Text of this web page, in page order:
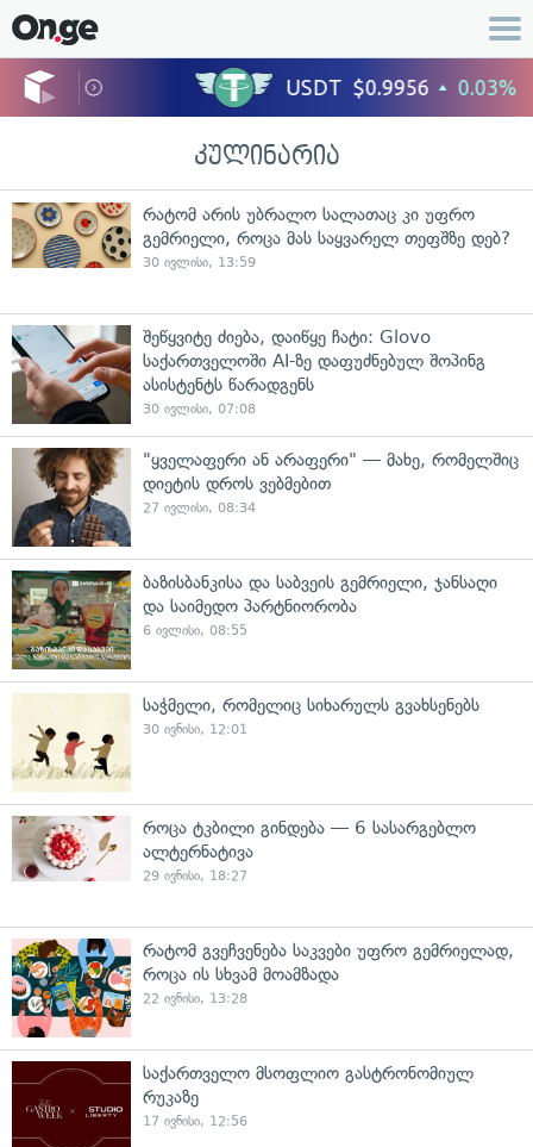
კულინარია
რატომ არის უბრალო სალათაც კი უფრო
გემრიელი, როცა მას საყვარელ თეფშზე დებ?
30 ივლისი, 13:59
შეწყვიტე ძიება, დაიწყე ჩატი: Glovo
საქართველოში AI-ზე დაფუძნებულ შოპინგ
ასისტენტს წარადგენს
30 ივლისი, 07:08
"ყველაფერი ან არაფერი" — მახე, რომელშიც
დიეტის დროს ვებმებით
27 ივლისი, 08:34
ბაზისბანკისა და საბვეის გემრიელი, ჯანსაღი
და საიმედო პარტნიორობა
6 ივლისი, 08:55
საჭმელი, რომელიც სიხარულს გვახსენებს
30 ივნისი, 12:01
როცა ტკბილი გინდება — 6 სასარგებლო
ალტერნატივა
29 ივნისი, 18:27
რატომ გვეჩვენება საკვები უფრო გემრიელად,
როცა ის სხვამ მოამზადა
22 ივნისი, 13:28
საქართველო მსოფლიო გასტრონომიულ
რუკაზე
17 ივნისი, 12:56